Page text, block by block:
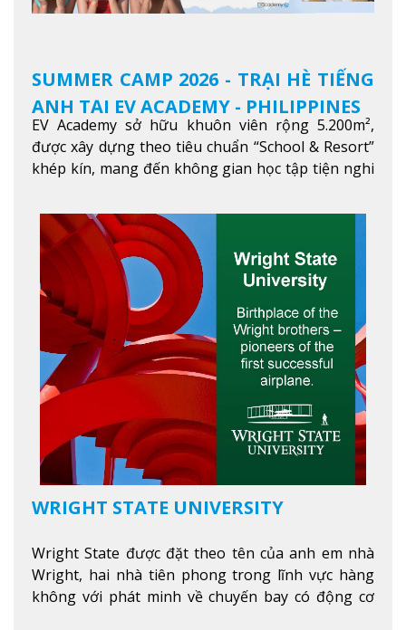
SUMMER CAMP 2026 - TRẠI HÈ TIẾNG
ANH TẠI EV ACADEMY - PHILIPPINES
EV Academy sở hữu khuôn viên rộng 5.200m²,
được xây dựng theo tiêu chuẩn “School & Resort”
khép kín, mang đến không gian học tập tiện nghi
ích hiện đạXem thêm
WRIGHT STATE UNIVERSITY
Wright State được đặt theo tên của anh em nhà
Wright, hai nhà tiên phong trong lĩnh vực hàng
không với phát minh về chuyến bay có động cơ